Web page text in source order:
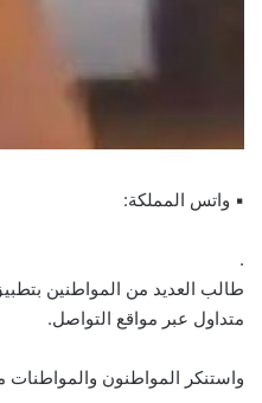
▪ واتس المملكة:
.
طالب العديد من المواطنين
متداول عبر مواقع التواصل.
واستنكر المواطنون